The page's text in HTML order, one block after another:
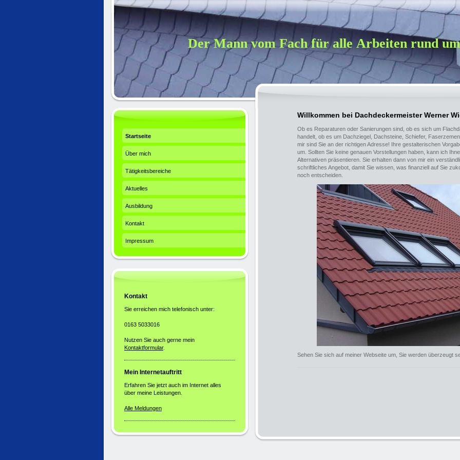
Der Mann vom Fach für alle Arbeiten rund
Willkommen bei Dachdeckermeister Werner
Ob es Reparaturen oder Sanierungen sind, ob es sich um
handelt, ob es um Dachziegel, Dachsteine, Schiefer,
mir sind Sie an der richtigen Adresse! Ihre gestalterischen
um. Sollten Sie keine genauen Vorstellungen haben, kann ich
Alternativen präsentieren. Sie erhalten dann von mir ein
schriftliches Angebot, damit Sie wissen, was finanziell auf Sie
noch entscheiden.
Sehen Sie sich auf meiner Webseite um, Sie werden überzeugt
Startseite
Über mich
Tätigkeitsbereiche
Aktuelles
Ausbildung
Kontakt
Impressum
Kontakt
Sie erreichen mich telefonisch unter:
0163 5033016
Nutzen Sie auch gerne mein
Kontaktformular.
Mein Internetauftritt
Erfahren Sie jetzt auch im Internet alles
über meine Leistungen.
Alle Meldungen